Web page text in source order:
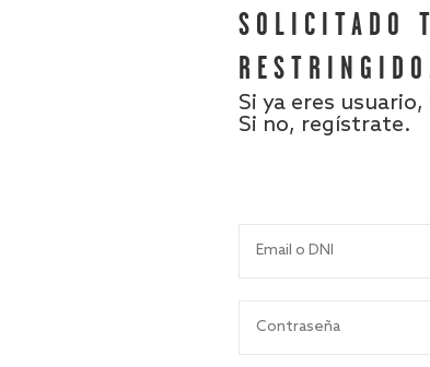
SOLICITADO
Si ya eres
Si no, regístrate.